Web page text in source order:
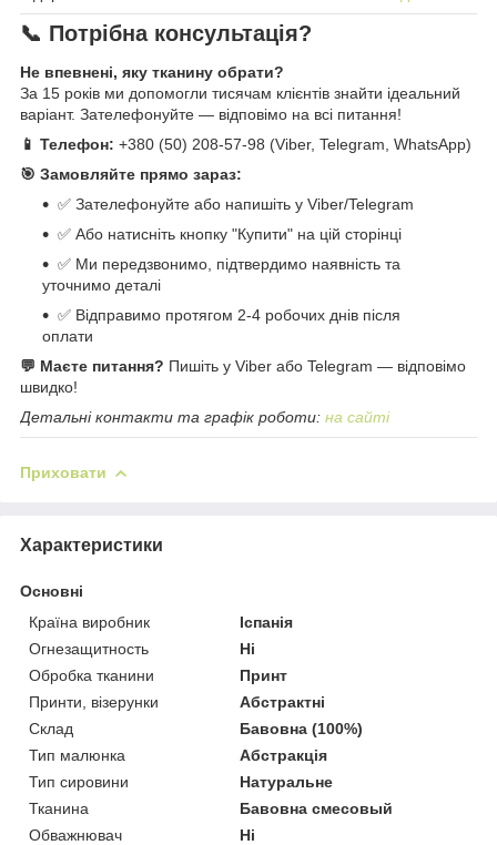
📞 Потрібна консультація?
Не впевнені, яку тканину обрати?
За 15 років ми допомогли тисячам клієнтів знайти ідеальний
варіант. Зателефонуйте — відповімо на всі питання!
📱 Телефон: +380 (50) 208-57-98 (Viber, Telegram, WhatsApp)
🎯 Замовляйте прямо зараз:
✅ Зателефонуйте або напишіть у Viber/Telegram
✅ Або натисніть кнопку "Купити" на цій сторінці
✅ Ми передзвонимо, підтвердимо наявність та
уточнимо деталі
✅ Відправимо протягом 2-4 робочих днів після
оплати
💬 Маєте питання? Пишіть у Viber або Telegram — відповімо
швидко!
Детальні контакти та графік роботи: на сайті
Приховати
Характеристики
Основні
Країна виробник
Іспанія
Огнезащитность
Ні
Обробка тканини
Принт
Принти, візерунки
Абстрактні
Склад
Бавовна (100%)
Тип малюнка
Абстракція
Тип сировини
Натуральне
Тканина
Бавовна смесовый
Обважнювач
Ні